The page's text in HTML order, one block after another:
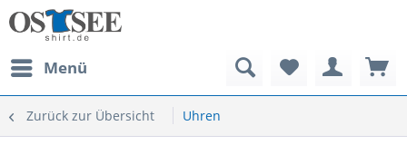
Menü
Zurück zur Übersicht Uhren